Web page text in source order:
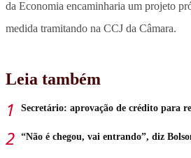
da Economia encaminharia um projeto
medida tramitando na CCJ da Câmara.
Leia também
Secretário: aprovação de crédito para
“Não é chegou, vai entrando”, diz